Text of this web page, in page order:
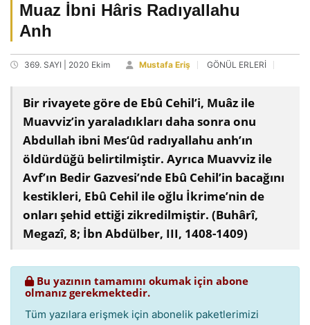
Muaz İbni Hâris Radıyallahu
Anh
369. SAYI | 2020 Ekim Mustafa Eriş GÖNÜL ERLERİ
Bir rivayete göre de Ebû Cehil’i, Muâz ile
Muavviz’in yaraladıkları daha sonra onu
Abdullah ibni Mes‘ûd radıyallahu anh’ın
öldürdüğü belirtilmiştir. Ayrıca Muavviz ile
Avf’ın Bedir Gazvesi’nde Ebû Cehil’in bacağını
kestikleri, Ebû Cehil ile oğlu İkrime’nin de
onları şehid ettiği zikredilmiştir. (Buhârî,
Megazî, 8; İbn Abdülber, III, 1408-1409)
Bu yazının tamamını okumak için abone
olmanız gerekmektedir.
Tüm yazılara erişmek için abonelik paketlerimizi